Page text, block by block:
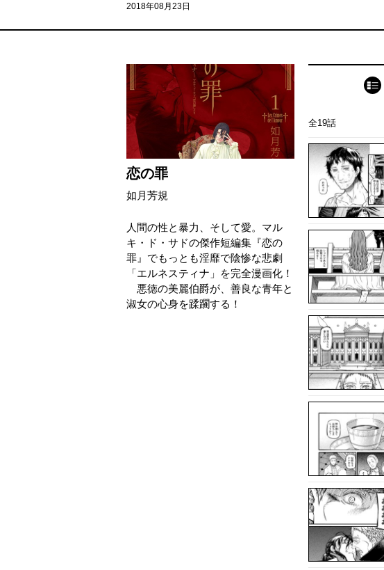
2018年08月23日
恋の罪
如月芳規
人間の性と暴力、そして愛。マル
キ・ド・サドの傑作短編集『恋の
罪』でもっとも淫靡で陰惨な悲劇
「エルネスティナ」を完全漫画化！
悪徳の美麗伯爵が、善良な青年と
淑女の心身を蹂躙する！
全19話